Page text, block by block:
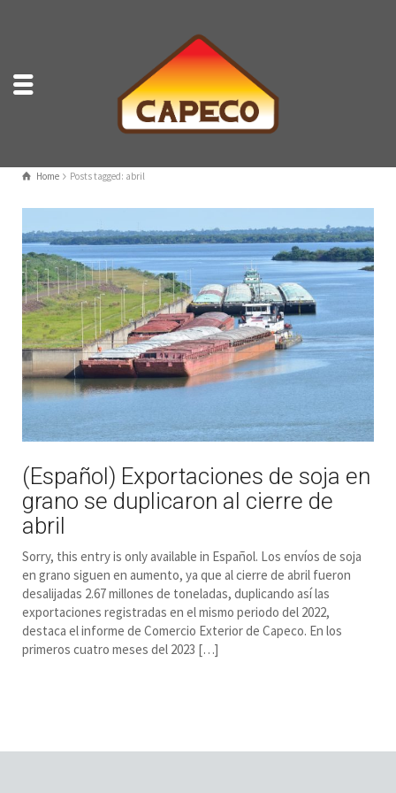
Home Posts tagged: abril
(Español) Exportaciones de soja en
grano se duplicaron al cierre de
abril
Sorry, this entry is only available in Español. Los envíos de soja
en grano siguen en aumento, ya que al cierre de abril fueron
desalijadas 2.67 millones de toneladas, duplicando así las
exportaciones registradas en el mismo periodo del 2022,
destaca el informe de Comercio Exterior de Capeco. En los
primeros cuatro meses del 2023 […]